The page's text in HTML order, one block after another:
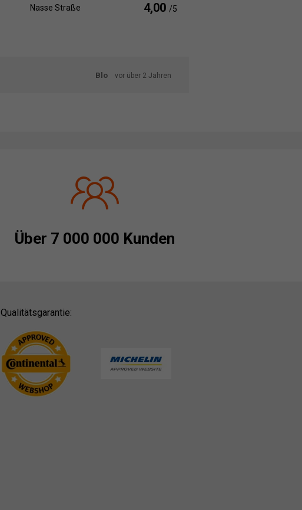
Nasse Straße 4,00 /5
Blo vor über 2 Jahren
Über 7 000 000 Kunden
Qualitätsgarantie: